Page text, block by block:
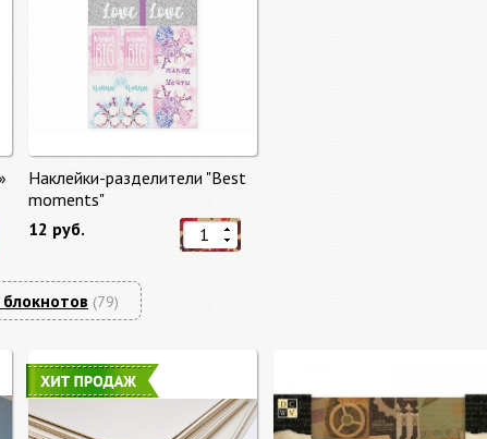
Наклейки-разделители "Best
moments"
12 руб.
(79)